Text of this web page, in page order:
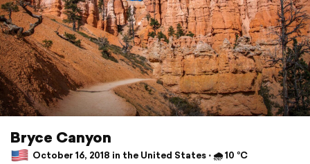
Bryce Canyon
October 16, 2018 in the United States ⋅ 🌧 10 °C